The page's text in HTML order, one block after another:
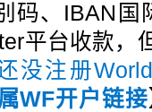
码、IBAN国
平台收款，
没注册
WF开户链接